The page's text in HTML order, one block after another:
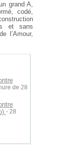
grand A,
codé,
et sans
l’Amour,
de 28
- 28